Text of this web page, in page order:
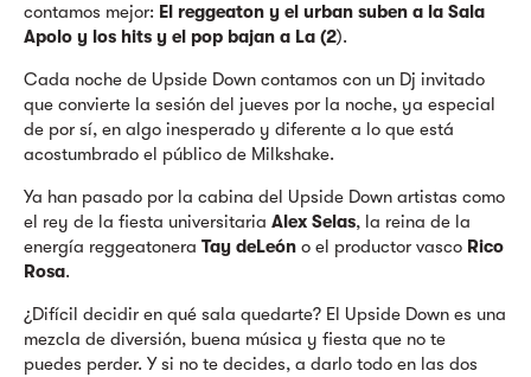
contamos mejor: El reggeaton y el urban suben a la Sala
Apolo y los hits y el pop bajan a La (2).
Cada noche de Upside Down contamos con un Dj invitado
que convierte la sesión del jueves por la noche, ya especial
de por sí, en algo inesperado y diferente a lo que está
acostumbrado el público de Milkshake.
Ya han pasado por la cabina del Upside Down artistas como
el rey de la fiesta universitaria Alex Selas, la reina de la
energía reggeatonera Tay deLeón o el productor vasco Rico
Rosa.
¿Difícil decidir en qué sala quedarte? El Upside Down es una
mezcla de diversión, buena música y fiesta que no te
puedes perder. Y si no te decides, a darlo todo en las dos